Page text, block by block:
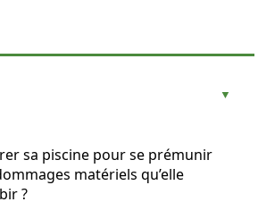
sa piscine pour se prémunir
matériels qu’elle
?